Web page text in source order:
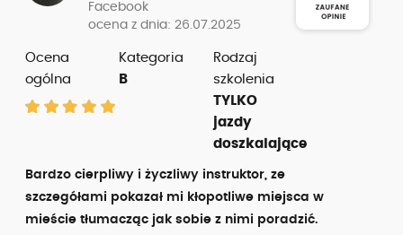
Facebook
ocena z dnia: 26.07.2025
Ocena
ogólna
Kategoria
B
Rodzaj
szkolenia
TYLKO
jazdy
doszkalające
Bardzo cierpliwy i życzliwy instruktor, ze
szczegółami pokazał mi kłopotliwe miejsca w
mieście tłumacząc jak sobie z nimi poradzić.